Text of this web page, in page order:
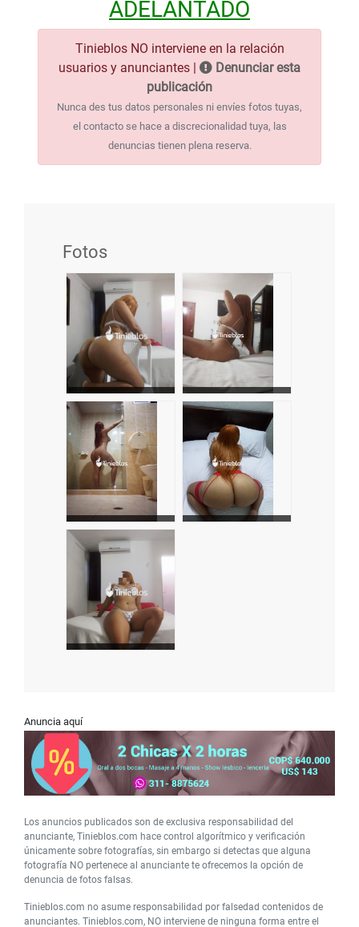
ADELANTADO
Tinieblos NO interviene en la relación
usuarios y anunciantes |
Denunciar esta
publicación
Nunca des tus datos personales ni envíes fotos tuyas,
el contacto se hace a discrecionalidad tuya, las
denuncias tienen plena reserva.
Fotos
Anuncia aquí
Los anuncios publicados son de exclusiva responsabilidad del
anunciante, Tinieblos.com hace control algorítmico y verificación
únicamente sobre fotografías, sin embargo si detectas que alguna
fotografía NO pertenece al anunciante te ofrecemos la opción de
denuncia de fotos falsas.
Tinieblos.com no asume responsabilidad por falsedad contenidos de
anunciantes. Tinieblos.com, NO interviene de ninguna forma entre el